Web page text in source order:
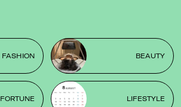
FASHION BEAUTY
FORTUNE LIFESTYLE